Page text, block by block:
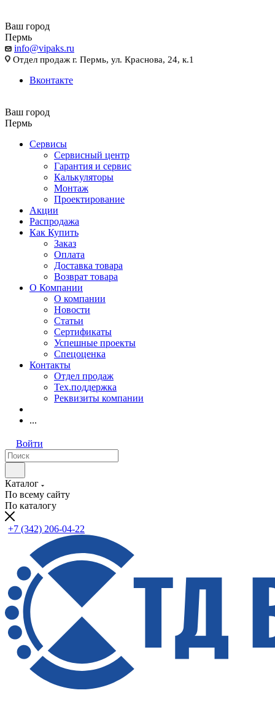
Ваш город
Пермь
info@vipaks.ru
Отдел продаж г. Пермь, ул. Краснова, 24, к.1
Вконтакте
Ваш город
Пермь
Сервисы
Сервисный центр
Гарантия и сервис
Калькуляторы
Монтаж
Проектирование
Акции
Распродажа
Как Купить
Заказ
Оплата
Доставка товара
Возврат товара
О Компании
О компании
Новости
Статьи
Сертификаты
Успешные проекты
Спецоценка
Контакты
Отдел продаж
Тех.поддержка
Реквизиты компании
...
Войти
Каталог
По всему сайту
По каталогу
+7 (342) 206-04-22